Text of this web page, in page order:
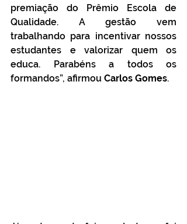
premiação do Prêmio Escola de
Qualidade. A gestão vem
trabalhando para incentivar nossos
estudantes e valorizar quem os
educa. Parabéns a todos os
formandos”, afirmou Carlos Gomes.